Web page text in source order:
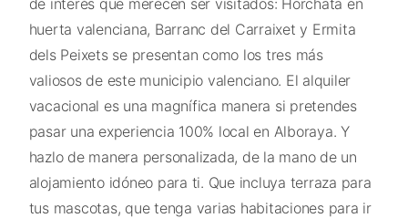
huerta valenciana, Barranc del Carraixet y Ermita
dels Peixets se presentan como los tres más
valiosos de este municipio valenciano. El alquiler
vacacional es una magnífica manera si pretendes
pasar una experiencia 100% local en Alboraya. Y
hazlo de manera personalizada, de la mano de un
alojamiento idóneo para ti. Que incluya terraza para
tus mascotas, que tenga varias habitaciones para ir